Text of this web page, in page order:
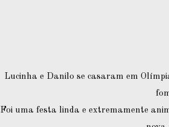
Lucinha e Danilo se casaram em
Foi uma festa linda e extremamente